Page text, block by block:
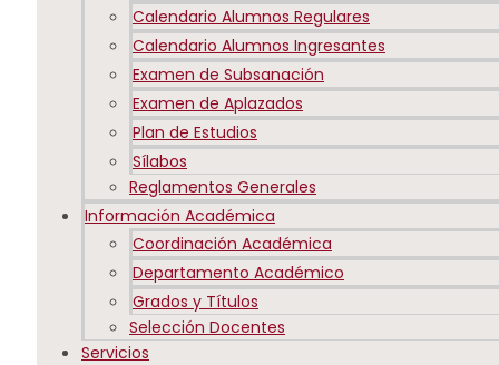
Calendario Alumnos Regulares
Calendario Alumnos Ingresantes
Examen de Subsanación
Examen de Aplazados
Plan de Estudios
Sílabos
Reglamentos Generales
Información Académica
Coordinación Académica
Departamento Académico
Grados y Títulos
Selección Docentes
Servicios